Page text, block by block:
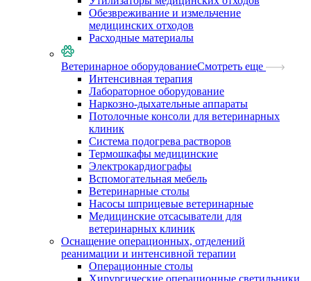
Обезвреживание и измельчение
медицинских отходов
Расходные материалы
Ветеринарное оборудованиеСмотреть еще
Интенсивная терапия
Лабораторное оборудование
Наркозно-дыхательные аппараты
Потолочные консоли для ветеринарных
клиник
Система подогрева растворов
Термошкафы медицинские
Электрокардиографы
Вспомогательная мебель
Ветеринарные столы
Насосы шприцевые ветеринарные
Медицинские отсасыватели для
ветеринарных клиник
Оснащение операционных, отделений
реанимации и интенсивной терапии
Операционные столы
Хирургические операционные светильники